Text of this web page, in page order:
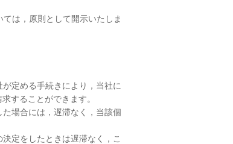
は，原則として開示いたしま
定める手続きにより，当社に
することができます。
場合には，遅滞なく，当該個
定をしたときは遅滞なく，こ